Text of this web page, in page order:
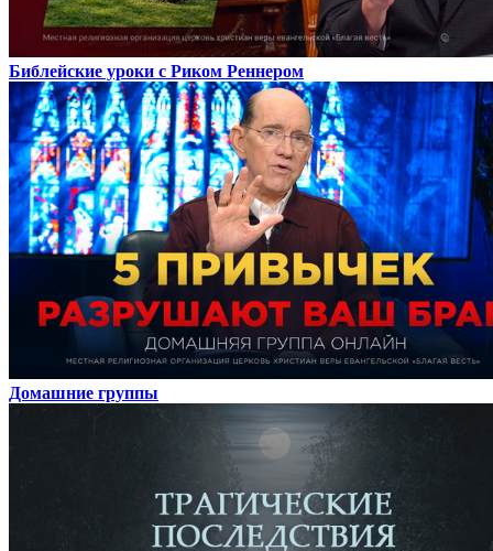
Библейские уроки с Риком Реннером
Домашние группы